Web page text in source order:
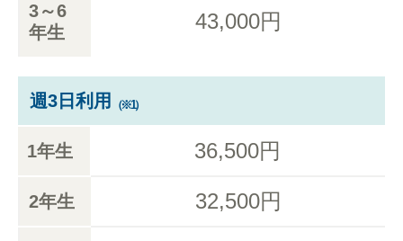
3～6
年生
43,000円
週3日利用 （※1）
1年生 36,500円
2年生 32,500円